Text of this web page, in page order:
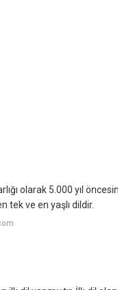
olarak 5.000 yıl
tek ve en yaşlı dildir.